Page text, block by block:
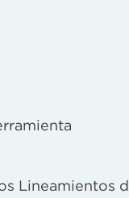
Lineamientos